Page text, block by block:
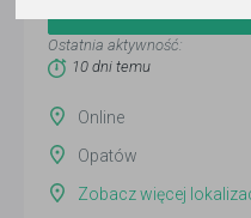
Ostatnia aktywność:
10 dni temu
Online
Opatów
Zobacz więcej